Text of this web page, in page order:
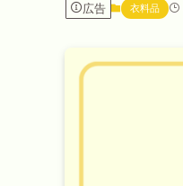
広告 衣料品